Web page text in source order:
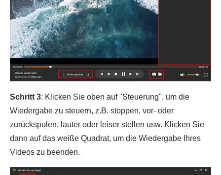
Schritt 3: Klicken Sie oben auf "Steuerung", um die
Wiedergabe zu steuern, z.B. stoppen, vor- oder
zurückspulen, lauter oder leiser stellen usw. Klicken Sie
dann auf das weiße Quadrat, um die Wiedergabe Ihres
Videos zu beenden.